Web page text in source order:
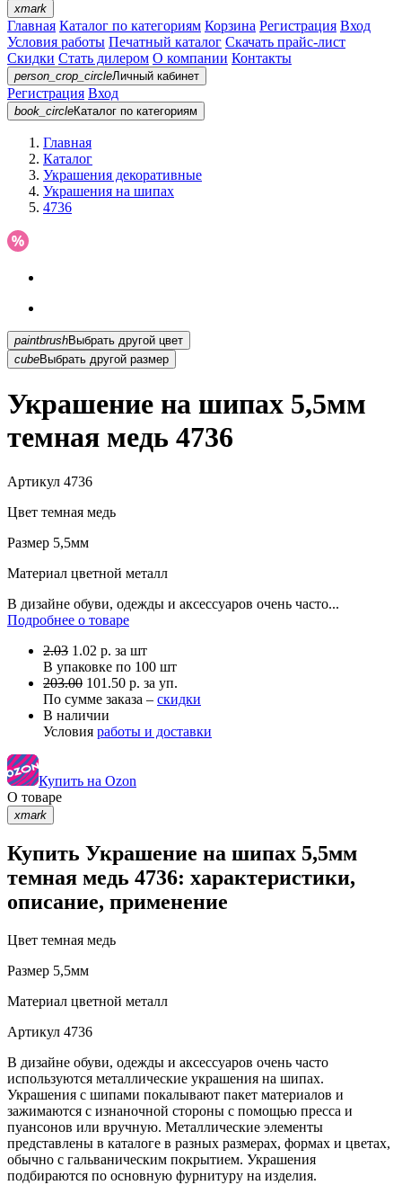
xmark
Главная Каталог по категориям Корзина Регистрация Вход
Условия работы Печатный каталог Скачать прайс-лист
Скидки Стать дилером О компании Контакты
person_crop_circleЛичный кабинет
Регистрация Вход
book_circleКаталог по категориям
Главная
Каталог
Украшения декоративные
Украшения на шипах
4736
paintbrush
Выбрать другой цвет
cubeВыбрать другой размер
Украшение на шипах 5,5мм
темная медь 4736
Артикул 4736
Цвет темная медь
Размер 5,5мм
Материал цветной металл
В дизайне обуви, одежды и аксессуаров очень часто...
Подробнее о товаре
2.03 1.02 р. за шт
В упаковке по 100 шт
203.00 101.50 р. за уп.
По сумме заказа – скидки
В наличии
Условия работы и доставки
Купить на Ozon
О товаре
xmark
Купить Украшение на шипах 5,5мм
темная медь 4736: характеристики,
описание, применение
Цвет темная медь
Размер 5,5мм
Материал цветной металл
Артикул 4736
В дизайне обуви, одежды и аксессуаров очень часто
используются металлические украшения на шипах.
Украшения с шипами покалывают пакет материалов и
зажимаются с изнаночной стороны с помощью пресса и
пуансонов или вручную. Металлические элементы
представлены в каталоге в разных размерах, формах и цветах,
обычно с гальваническим покрытием. Украшения
подбираются по основную фурнитуру на изделия.